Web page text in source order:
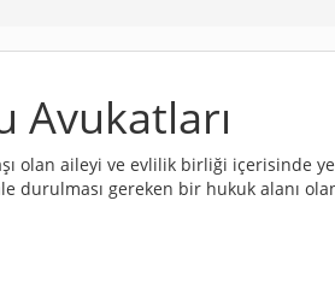
Avukatları
olan aileyi ve evlilik birliği içerisinde
gereken bir hukuk alanı